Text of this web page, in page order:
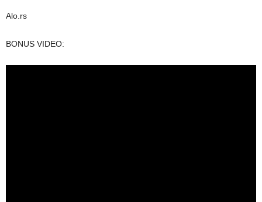
Alo.rs
BONUS VIDEO: